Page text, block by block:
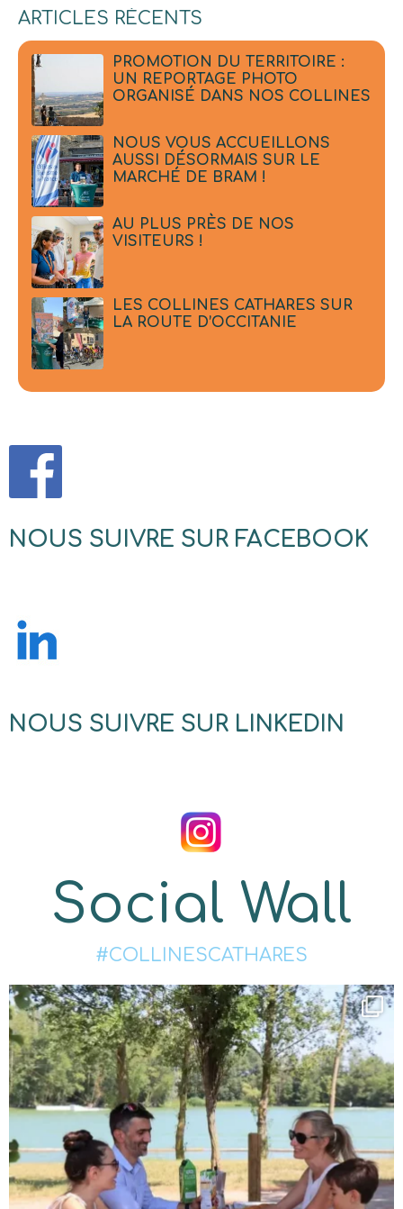
ARTICLES RÉCENTS
PROMOTION DU TERRITOIRE :
UN REPORTAGE PHOTO
ORGANISÉ DANS NOS COLLINES
NOUS VOUS ACCUEILLONS
AUSSI DÉSORMAIS SUR LE
MARCHÉ DE BRAM !
AU PLUS PRÈS DE NOS
VISITEURS !
LES COLLINES CATHARES SUR
LA ROUTE D’OCCITANIE
NOUS SUIVRE SUR FACEBOOK
NOUS SUIVRE SUR LINKEDIN
Social Wall
#COLLINESCATHARES